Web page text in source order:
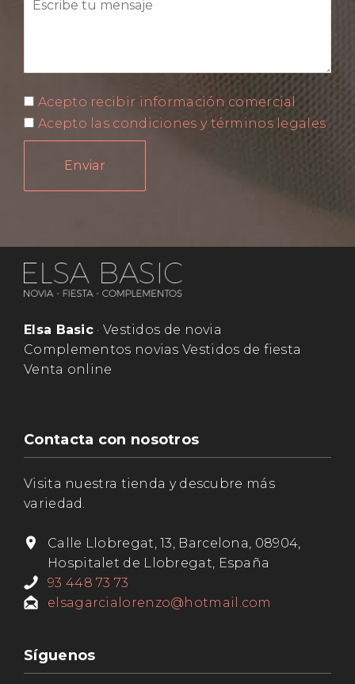
Acepto recibir información comercial
Acepto las condiciones y términos legales
Enviar
Elsa Basic · Vestidos de novia
Complementos novias Vestidos de fiesta
Venta online
Contacta con nosotros
Visita nuestra tienda y descubre más
variedad.
Calle Llobregat, 13, Barcelona, 08904,
Hospitalet de Llobregat, España
93 448 73 73
elsagarcialorenzo@hotmail.com
Síguenos